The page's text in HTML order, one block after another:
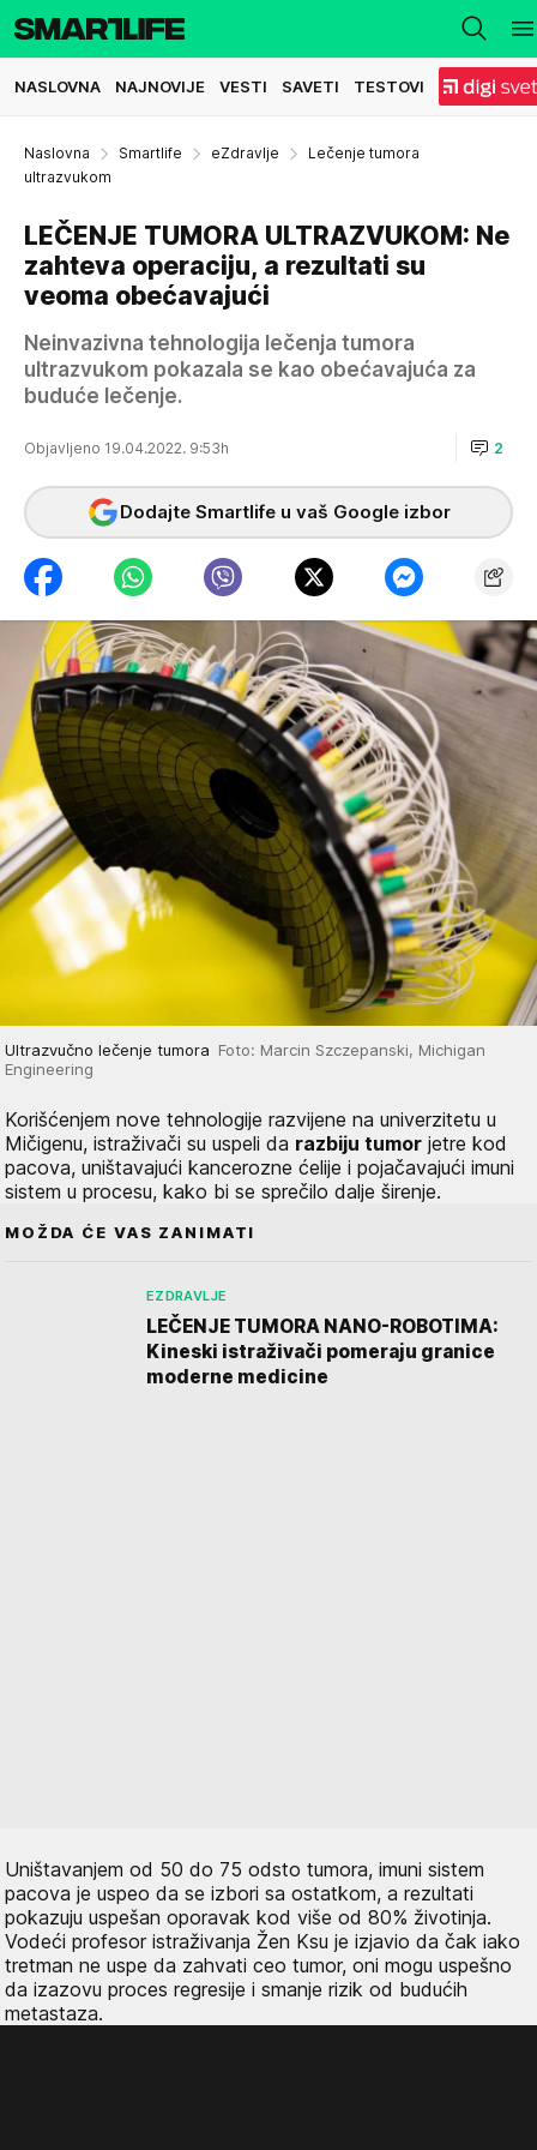
NASLOVNA NAJNOVIJE VESTI SAVETI TESTOVI
Naslovna Smartlife eZdravlje
Lečenje tumora
ultrazvukom
LEČENJE TUMORA ULTRAZVUKOM: Ne
zahteva operaciju, a rezultati su
veoma obećavajući
Neinvazivna tehnologija lečenja tumora
ultrazvukom pokazala se kao obećavajuća za
buduće lečenje.
Objavljeno 19.04.2022. 9:53h 2
Dodajte Smartlife u vaš Google izbor
Ultrazvučno lečenje tumora Foto: Marcin Szczepanski, Michigan
Engineering
Korišćenjem nove tehnologije razvijene na univerzitetu u
Mičigenu, istraživači su uspeli da razbiju tumor jetre kod
pacova, uništavajući kancerozne ćelije i pojačavajući imuni
sistem u procesu, kako bi se sprečilo dalje širenje.
MOŽDA ĆE VAS ZANIMATI
EZDRAVLJE
LEČENJE TUMORA NANO-ROBOTIMA:
Kineski istraživači pomeraju granice
moderne medicine
Uništavanjem od 50 do 75 odsto tumora, imuni sistem
pacova je uspeo da se izbori sa ostatkom, a rezultati
pokazuju uspešan oporavak kod više od 80% životinja.
Vodeći profesor istraživanja Žen Ksu je izjavio da čak iako
tretman ne uspe da zahvati ceo tumor, oni mogu uspešno
da izazovu proces regresije i smanje rizik od budućih
metastaza.